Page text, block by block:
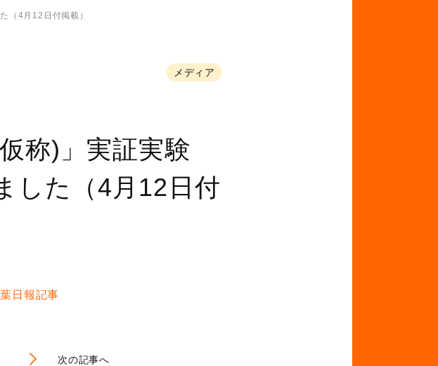
（4月12日付掲載）
メディア
称)」実証実験
した（4月12日付
日報記事
次の記事へ